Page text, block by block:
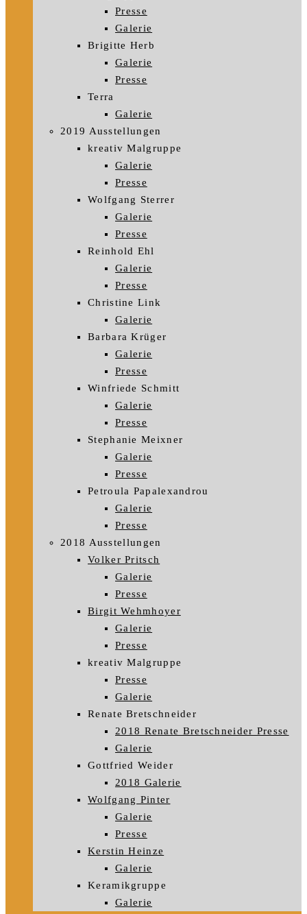
Presse
Galerie
Brigitte Herb
Galerie
Presse
Terra
Galerie
2019 Ausstellungen
kreativ Malgruppe
Galerie
Presse
Wolfgang Sterrer
Galerie
Presse
Reinhold Ehl
Galerie
Presse
Christine Link
Galerie
Barbara Krüger
Galerie
Presse
Winfriede Schmitt
Galerie
Presse
Stephanie Meixner
Galerie
Presse
Petroula Papalexandrou
Galerie
Presse
2018 Ausstellungen
Volker Pritsch
Galerie
Presse
Birgit Wehmhoyer
Galerie
Presse
kreativ Malgruppe
Presse
Galerie
Renate Bretschneider
2018 Renate Bretschneider Presse
Galerie
Gottfried Weider
2018 Galerie
Wolfgang Pinter
Galerie
Presse
Kerstin Heinze
Galerie
Keramikgruppe
Galerie